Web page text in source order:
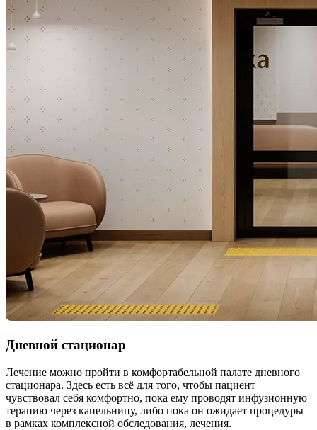
Дневной стационар
Лечение можно пройти в комфортабельной палате дневного
стационара. Здесь есть всё для того, чтобы пациент
чувствовал себя комфортно, пока ему проводят инфузионную
терапию через капельницу, либо пока он ожидает процедуры
в рамках комплексной обследования, лечения.